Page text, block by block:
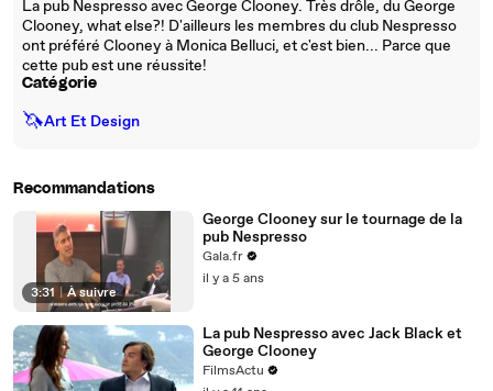
La pub Nespresso avec George Clooney. Très drôle, du George
Clooney, what else?! D'ailleurs les membres du club Nespresso
ont préféré Clooney à Monica Belluci, et c'est bien... Parce que
cette pub est une réussite!
Catégorie
🦄Art Et Design
Recommandations
3:31 | À suivre
George Clooney sur le tournage de la
pub Nespresso
Gala.fr
il y a 5 ans
La pub Nespresso avec Jack Black et
George Clooney
FilmsActu